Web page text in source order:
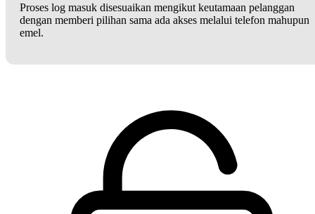
Proses log masuk disesuaikan mengikut keutamaan pelanggan
dengan memberi pilihan sama ada akses melalui telefon mahupun
emel.